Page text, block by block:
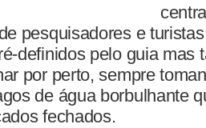
pesquisadores e
definidos pelo guia mas
por perto, sempre
de água borbulhante
fechados.